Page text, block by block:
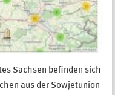
Sachsen befinden sich
aus der Sowjetunion